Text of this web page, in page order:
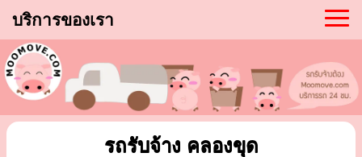
บริการของเรา
รถรับจ้าง คลองขุด